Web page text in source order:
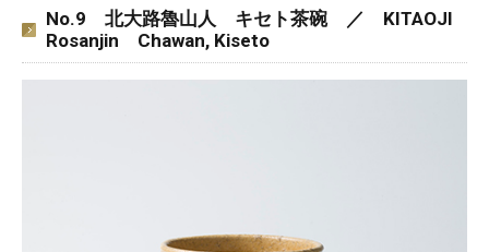
No.9 北大路魯山人 キセト茶碗 ／ KITAOJI
Rosanjin Chawan, Kiseto